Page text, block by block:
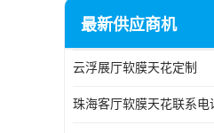
最新供应商机
云浮展厅软膜天花定制
珠海客厅软膜天花联系电